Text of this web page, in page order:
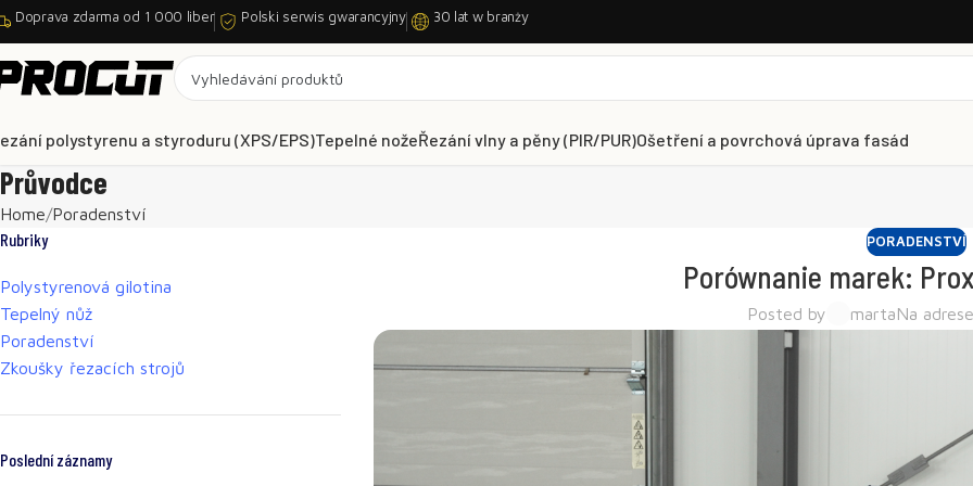
Doprava zdarma od 1 000 liber Polski serwis gwarancyjny 30 lat w branży
polystyrenu a styroduru (XPS/EPS)Tepelné nožeŘezání vlny a pěny (PIR/PUR)Ošetření a povrchová úprava fasád
Průvodce
Home Poradenství
Rubriky
Polystyrenová gilotina
Tepelný nůž
Poradenství
Zkoušky řezacích strojů
Poslední záznamy
PORADENSTVÍ
Porównanie marek:
Posted by martaNa